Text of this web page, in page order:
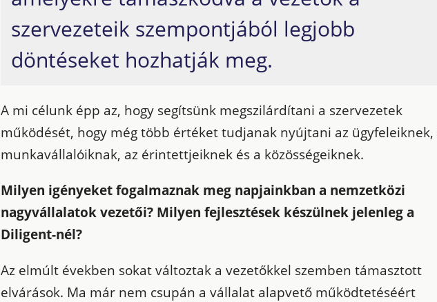
szervezeteik szempontjából legjobb
döntéseket hozhatják meg.
A mi célunk épp az, hogy segítsünk megszilárdítani a szervezetek
működését, hogy még több értéket tudjanak nyújtani az ügyfeleiknek,
munkavállalóiknak, az érintettjeiknek és a közösségeiknek.
Milyen igényeket fogalmaznak meg napjainkban a nemzetközi
nagyvállalatok vezetői? Milyen fejlesztések készülnek jelenleg a
Diligent-nél?
Az elmúlt években sokat változtak a vezetőkkel szemben támasztott
elvárások. Ma már nem csupán a vállalat alapvető működtetéséért